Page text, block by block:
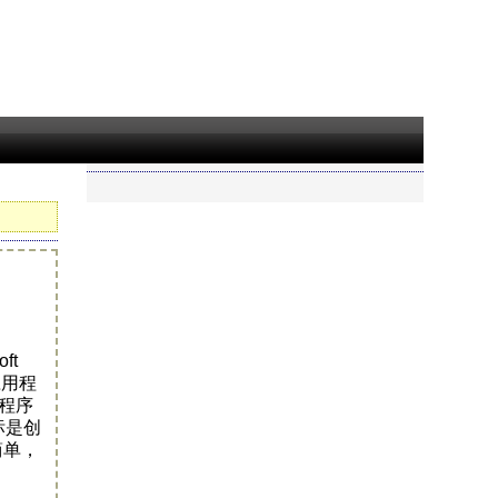
程
序
创
，